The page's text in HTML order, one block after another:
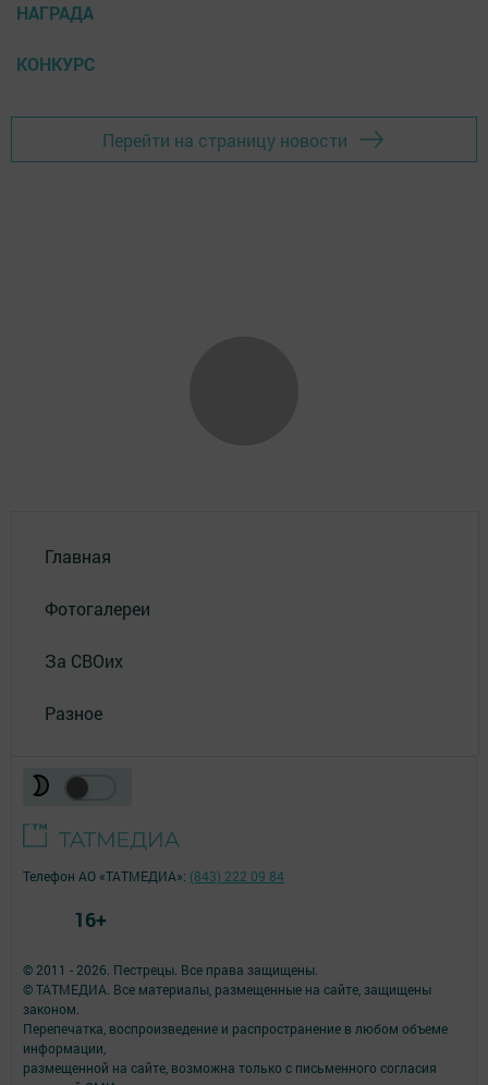
НАГРАДА
КОНКУРС
Перейти на страницу новости
Главная
Фотогалереи
За СВОих
Разное
© 2011 - 2026. Пестрецы. Все права защищены.
© ТАТМЕДИА. Все материалы, размещенные на сайте, защищены
законом.
Перепечатка, воспроизведение и распространение в любом объеме
информации,
размещенной на сайте, возможна только с письменного согласия
Телефон АО «ТАТМЕДИА»: (843) 222 09 84
16+